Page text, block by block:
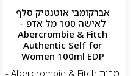
אברקומבי אוטנטיק סלף
לאישה 100 מל אדפ –
Abercrombie & Fitch
Authentic Self for
Women 100ml EDP
מבית Abercrombie & Fitch -